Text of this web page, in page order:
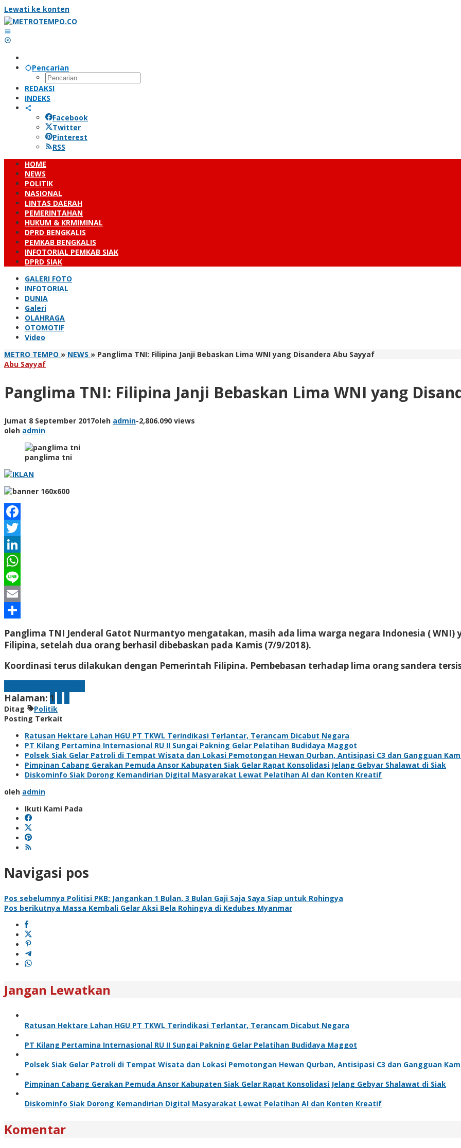
Lewati ke konten
Pencarian
REDAKSI
INDEKS
Facebook
Twitter
Pinterest
RSS
HOME
NEWS
POLITIK
NASIONAL
LINTAS DAERAH
PEMERINTAHAN
HUKUM & KRMIMINAL
DPRD BENGKALIS
PEMKAB BENGKALIS
INFOTORIAL PEMKAB SIAK
DPRD SIAK
GALERI FOTO
INFOTORIAL
DUNIA
Galeri
OLAHRAGA
OTOMOTIF
Video
METRO TEMPO » NEWS » Panglima TNI: Filipina Janji Bebaskan Lima WNI yang Disandera Abu Sayyaf
Abu Sayyaf
Panglima TNI: Filipina Janji Bebaskan Lima WNI yang
Jumat 8 September 2017oleh admin-2,806.090 views
oleh admin
panglima tni
Facebook
Twitter
LinkedIn
WhatsApp
Line
Email
Share
Panglima TNI Jenderal Gatot Nurmantyo mengatakan, masih ada lima warga negara Indonesia ( WNI)
Filipina, setelah dua orang berhasil dibebaskan pada Kamis (7/9/2018).
Koordinasi terus dilakukan dengan Pemerintah Filipina. Pembebasan terhadap lima orang sandera
Halaman: 1
Ditag
Politik
Posting Terkait
Ratusan Hektare Lahan HGU PT TKWL Terindikasi Terlantar, Terancam Dicabut Negara
PT Kilang Pertamina Internasional RU II Sungai Pakning Gelar Pelatihan Budidaya Maggot
Polsek Siak Gelar Patroli di Tempat Wisata dan Lokasi Pemotongan Hewan Qurban, Antisipasi C3 dan Gangguan
Pimpinan Cabang Gerakan Pemuda Ansor Kabupaten Siak Gelar Rapat Konsolidasi Jelang Gebyar Shalawat di Siak
Diskominfo Siak Dorong Kemandirian Digital Masyarakat Lewat Pelatihan AI dan Konten Kreatif
oleh admin
Ikuti Kami Pada
Navigasi pos
Pos sebelumnya Politisi PKB: Jangankan 1 Bulan, 3 Bulan Gaji Saja Saya Siap untuk Rohingya
Pos berikutnya Massa Kembali Gelar Aksi Bela Rohingya di Kedubes Myanmar
Jangan Lewatkan
Ratusan Hektare Lahan HGU PT TKWL Terindikasi Terlantar, Terancam Dicabut Negara
PT Kilang Pertamina Internasional RU II Sungai Pakning Gelar Pelatihan Budidaya Maggot
Polsek Siak Gelar Patroli di Tempat Wisata dan Lokasi Pemotongan Hewan Qurban, Antisipasi C3 dan Gangguan
Pimpinan Cabang Gerakan Pemuda Ansor Kabupaten Siak Gelar Rapat Konsolidasi Jelang Gebyar Shalawat di Siak
Diskominfo Siak Dorong Kemandirian Digital Masyarakat Lewat Pelatihan AI dan Konten Kreatif
Komentar